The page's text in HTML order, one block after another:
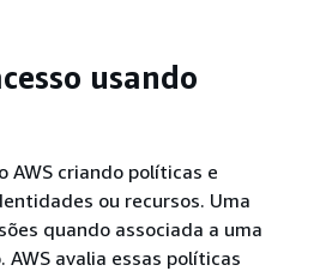
usando
AWS criando políticas e
ou recursos. Uma
quando associada a uma
avalia essas políticas